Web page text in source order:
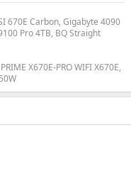
670E Carbon, Gigabyte 4090
Pro 4TB, BQ Straight
X670E-PRO WIFI X670E,